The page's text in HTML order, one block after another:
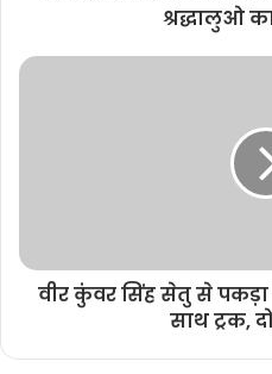
श्रद्धालुओ
वीर कुंवर सिंह सेतु से
साथ ट्रक,